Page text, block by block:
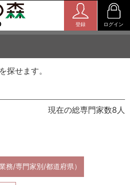
登録 ログイン
探せます。
現在の総専門家数8人
務/専門家別/都道府県）